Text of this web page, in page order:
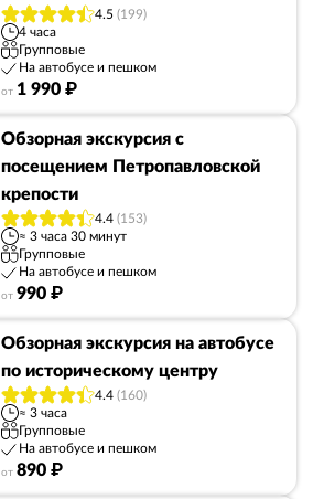
4.5 (199)
4 часа
Групповые
На автобусе и пешком
от 1 990 ₽
Обзорная экскурсия с
посещением Петропавловской
крепости
4.4 (153)
≈ 3 часа 30 минут
Групповые
На автобусе и пешком
от 990 ₽
Обзорная экскурсия на автобусе
по историческому центру
4.4 (160)
≈ 3 часа
Групповые
На автобусе и пешком
от 890 ₽